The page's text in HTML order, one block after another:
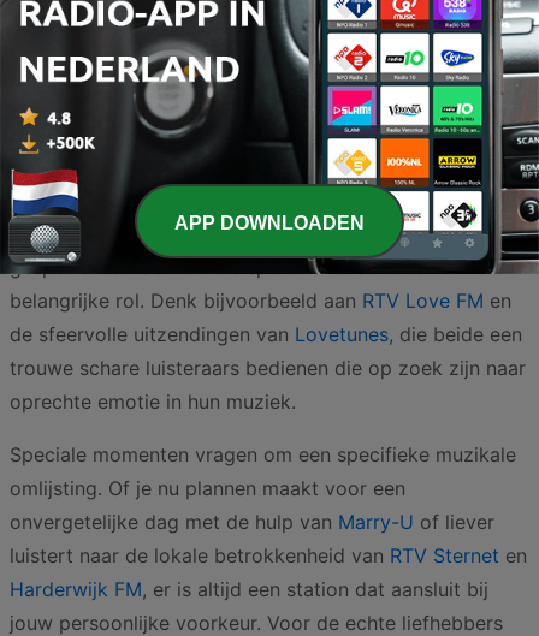
biedtUnique Smootheen prachtige mix van melodieuze
muziek en ontspannen klanken die perfect passen bij
een moment van zelfreflectie. Aan de andere kant van
het spectrum vinden we zenders zoalsFoute Muziek
Radio, waar de romantiek vaak met een knipoog wordt
gebracht via bekende meezingers en nostalgische
klassiekers die iedereen wel kent. Regionale en
gespecialiseerde zenders spelen eveneens een
belangrijke rol. Denk bijvoorbeeld aan RTV Love FM en
de sfeervolle uitzendingen van Lovetunes, die beide een
trouwe schare luisteraars bedienen die op zoek zijn naar
oprechte emotie in hun muziek.
Speciale momenten vragen om een specifieke muzikale
omlijsting. Of je nu plannen maakt voor een
onvergetelijke dag met de hulp van Marry-U of liever
luistert naar de lokale betrokkenheid van RTV Sternet en
Harderwijk FM, er is altijd een station dat aansluit bij
jouw persoonlijke voorkeur. Voor de echte liefhebbers
APP DOWNLOADEN